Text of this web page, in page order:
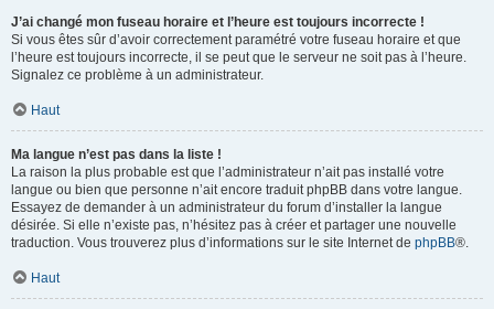
J’ai changé mon fuseau horaire et l’heure est toujours incorrecte !
Si vous êtes sûr d’avoir correctement paramétré votre fuseau horaire et que
l’heure est toujours incorrecte, il se peut que le serveur ne soit pas à l’heure.
Signalez ce problème à un administrateur.
Haut
Ma langue n’est pas dans la liste !
La raison la plus probable est que l’administrateur n’ait pas installé votre
langue ou bien que personne n’ait encore traduit phpBB dans votre langue.
Essayez de demander à un administrateur du forum d’installer la langue
désirée. Si elle n’existe pas, n’hésitez pas à créer et partager une nouvelle
traduction. Vous trouverez plus d’informations sur le site Internet de phpBB®.
Haut